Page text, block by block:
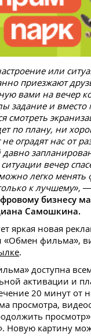
или
приезжают
вами на вечер
задание и вместо
смотреть
по плану, ни
оградят нас от
вечер
легко
к лучшему», —
бизнесу
Самошкина.
яркая новая
«Обмен фильма»,
.
доступна
активации и
20 минут от
просмотра,
Новую картину